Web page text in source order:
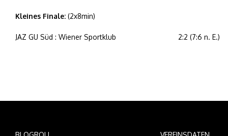
Kleines Finale: (2x8min)
JAZ GU Süd : Wiener Sportklub 2:2 (7:6 n. E.)